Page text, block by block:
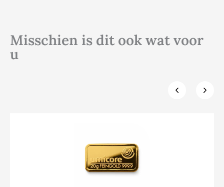
Misschien is dit ook wat voor
u